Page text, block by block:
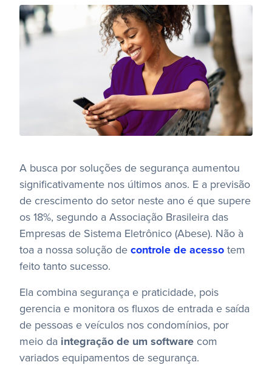
A busca por soluções de segurança aumentou
significativamente nos últimos anos. E a previsão
de crescimento do setor neste ano é que supere
os 18%, segundo a Associação Brasileira das
Empresas de Sistema Eletrônico (Abese). Não à
toa a nossa solução de controle de acesso tem
feito tanto sucesso.
Ela combina segurança e praticidade, pois
gerencia e monitora os fluxos de entrada e saída
de pessoas e veículos nos condomínios, por
meio da integração de um software com
variados equipamentos de segurança.